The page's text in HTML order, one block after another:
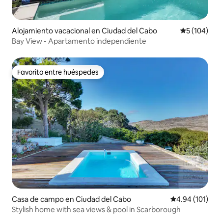
Alojamiento vacacional en Ciudad del Cabo
5 (104)
Bay View - Apartamento independiente
Favorito entre huéspedes
Favorito entre huéspedes
Casa de campo en Ciudad del Cabo Calificación
4.94 (101)
Stylish home with sea views & pool in Scarborough